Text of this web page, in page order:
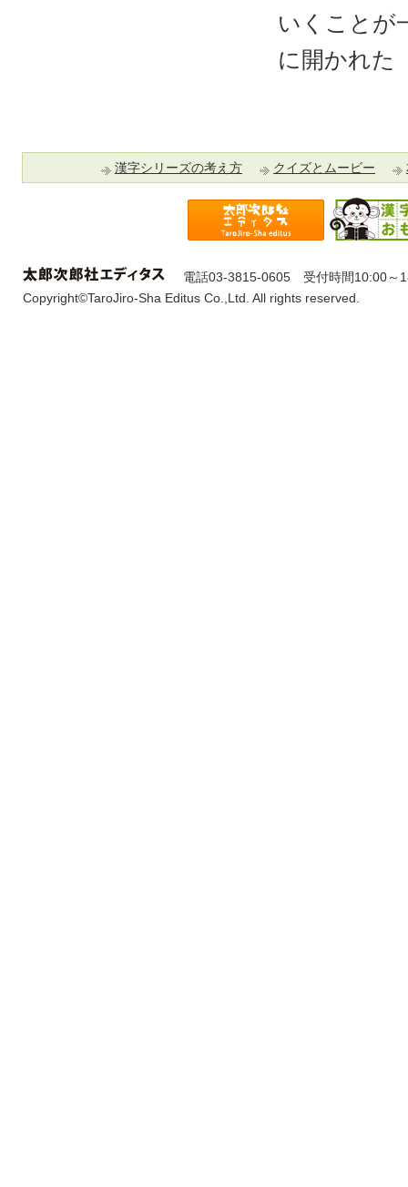
いくことが
に開かれた
ナ
ン
漢字シリーズの考え方 クイズとムービー
電話03-3815-0605 受付時間10:00～
Copyright©TaroJiro-Sha Editus Co.,Ltd. All rights reserved.